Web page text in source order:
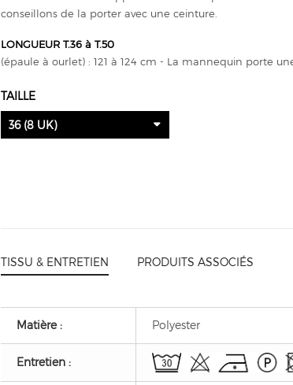
conseillons de la porter avec une ceinture.
LONGUEUR T.36 à T.50
(épaule à ourlet) : 121 à 124 cm - La mannequin porte
TAILLE
36 (8 UK)
TISSU & ENTRETIEN PRODUITS ASSOCIÉS
Matière : Polyester
Entretien :